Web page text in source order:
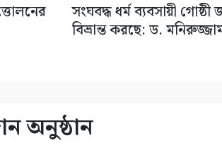
সংঘবদ্ধ ধর্ম ব্যবসায়ী গোষ্ঠী
বিভ্রান্ত করছে: ড.
অনুষ্ঠান